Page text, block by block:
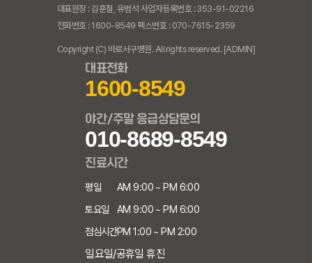
대표원장 : 김훈철, 유범석 사업자등록번호 : 353-91-02216
전화번호 : 1600-8549 팩스번호 : 070-7615-2359
Copyright (C) 바로서구병원. All rights reserved. [ADMIN]
대표전화
1600-8549
야간/주말 응급상담문의
010-8689-8549
진료시간
평일
토요일
점심시간
AM 9:00 ~ PM 6:00
AM 9:00 ~ PM 6:00
PM 1:00 ~ PM 2:00
일요일/공휴일 휴진